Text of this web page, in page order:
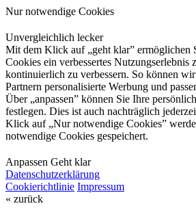
Nur notwendige Cookies
Unvergleichlich lecker
Mit dem Klick auf „geht klar” ermöglichen
Cookies ein verbessertes Nutzungserlebnis
kontinuierlich zu verbessern. So können
Partnern personalisierte Werbung und
Über „anpassen” können Sie Ihre
festlegen. Dies ist auch nachträglich
Klick auf „Nur notwendige Cookies”
notwendige Cookies gespeichert.
Anpassen Geht klar
Datenschutzerklärung
Cookierichtlinie Impressum
« zurück